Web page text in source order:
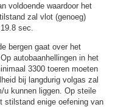
voldoende waardoor het
zal vlot (genoeg)
sec.
bergen gaat over het
autobaanhellingen in het
3300 toeren moeten
bij langdurig volgas zal
u kunnen liggen. Op steile
stilstand enige oefening van